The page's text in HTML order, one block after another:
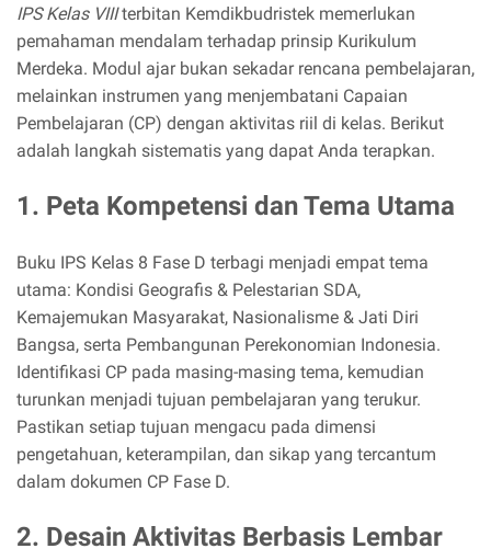
IPS Kelas VIIIterbitan Kemdikbudristek memerlukan
pemahaman mendalam terhadap prinsip Kurikulum
Merdeka. Modul ajar bukan sekadar rencana pembelajaran,
melainkan instrumen yang menjembatani Capaian
Pembelajaran (CP) dengan aktivitas riil di kelas. Berikut
adalah langkah sistematis yang dapat Anda terapkan.
1. Peta Kompetensi dan Tema Utama
Buku IPS Kelas 8 Fase D terbagi menjadi empat tema
utama: Kondisi Geografis & Pelestarian SDA,
Kemajemukan Masyarakat, Nasionalisme & Jati Diri
Bangsa, serta Pembangunan Perekonomian Indonesia.
Identifikasi CP pada masing-masing tema, kemudian
turunkan menjadi tujuan pembelajaran yang terukur.
Pastikan setiap tujuan mengacu pada dimensi
pengetahuan, keterampilan, dan sikap yang tercantum
dalam dokumen CP Fase D.
2. Desain Aktivitas Berbasis Lembar